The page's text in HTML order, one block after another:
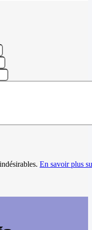
En savoir plus